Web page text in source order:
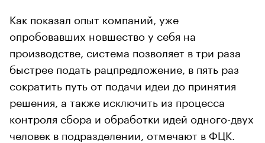
Как показал опыт компаний, уже
опробовавших новшество у себя на
производстве, система позволяет в три раза
быстрее подать рацпредложение, в пять раз
сократить путь от подачи идеи до принятия
решения, а также исключить из процесса
контроля сбора и обработки идей одного-двух
человек в подразделении, отмечают в ФЦК.